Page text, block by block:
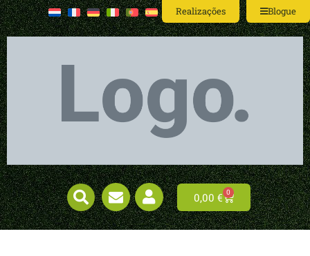
Realizações Blogue
0,00 € 0